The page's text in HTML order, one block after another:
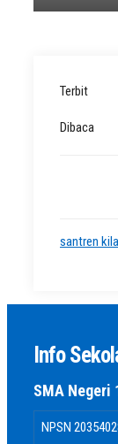
Terbit
Dibaca
santren
Info
SMA Negeri
NPSN